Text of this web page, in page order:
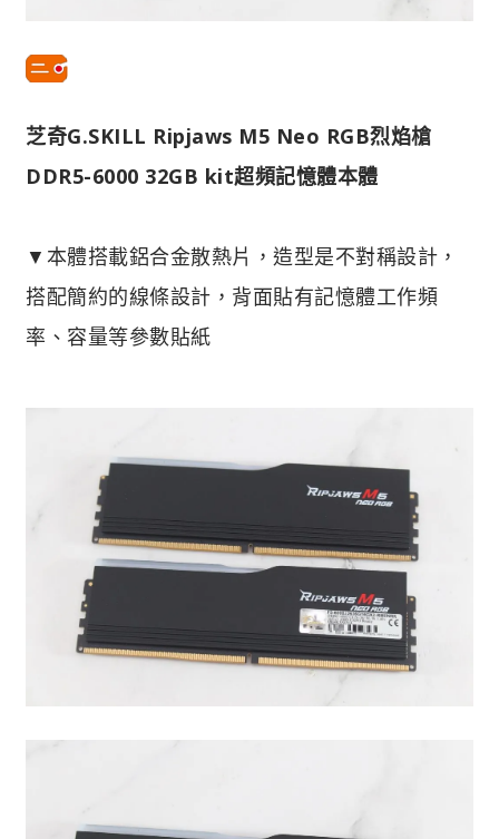
芝奇G.SKILL Ripjaws M5 Neo RGB烈焰槍
DDR5-6000 32GB kit超頻記憶體本體
▼本體搭載鋁合金散熱片，造型是不對稱設計，
搭配簡約的線條設計，背面貼有記憶體工作頻
率、容量等參數貼紙